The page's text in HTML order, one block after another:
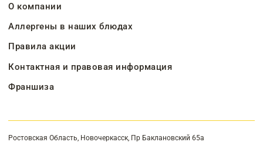
О компании
Аллергены в наших блюдах
Правила акции
Контактная и правовая информация
Франшиза
Ростовская Область, Новочеркасск, Пр Баклановский 65а